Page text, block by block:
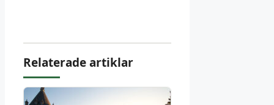
Relaterade artiklar